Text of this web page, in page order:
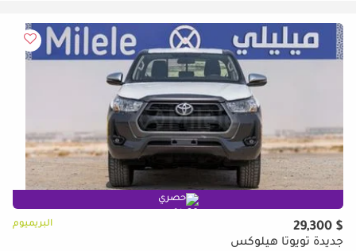
حصري
$ 29,300 البريميوم
جديدة تويوتا هيلوكس